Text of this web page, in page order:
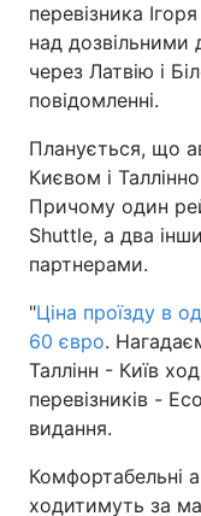
перевізника
над дозвільними
через Латвію і
повідомленні.
Планується, що
Києвом і
Причому один
Shuttle, а два
партнерами.
"Ціна проїзду в
60 євро.
Таллінн - Київ
перевізників -
видання.
Комфортабельні
ходитимуть за